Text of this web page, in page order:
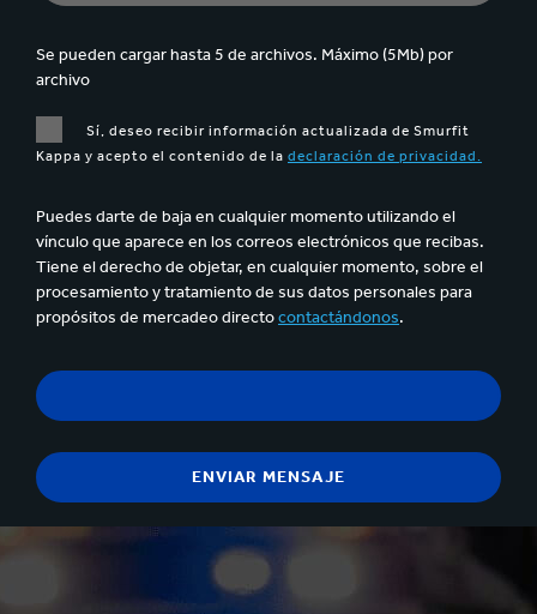
Se pueden cargar hasta 5 de archivos. Máximo (5Mb) por
archivo
Sí, deseo recibir información actualizada de Smurfit
Kappa y acepto el contenido de la declaración de privacidad.
Puedes darte de baja en cualquier momento utilizando el
vínculo que aparece en los correos electrónicos que recibas.
Tiene el derecho de objetar, en cualquier momento, sobre el
procesamiento y tratamiento de sus datos personales para
propósitos de mercadeo directocontactándonos.